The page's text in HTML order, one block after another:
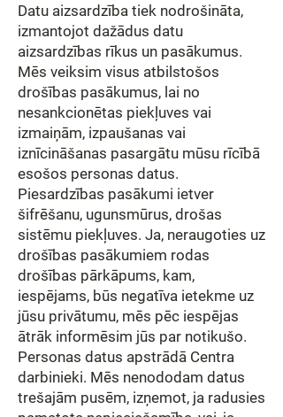
Datu aizsardzība tiek nodrošināta,
izmantojot dažādus datu
aizsardzības rīkus un pasākumus.
Mēs veiksim visus atbilstošos
drošības pasākumus, lai no
nesankcionētas piekļuves vai
izmaiņām, izpaušanas vai
iznīcināšanas pasargātu mūsu rīcībā
esošos personas datus.
Piesardzības pasākumi ietver
šifrēšanu, ugunsmūrus, drošas
sistēmu piekļuves. Ja, neraugoties uz
drošības pasākumiem rodas
drošības pārkāpums, kam,
iespējams, būs negatīva ietekme uz
jūsu privātumu, mēs pēc iespējas
ātrāk informēsim jūs par notikušo.
Personas datus apstrādā Centra
darbinieki. Mēs nenododam datus
trešajām pusēm, izņemot, ja radusies